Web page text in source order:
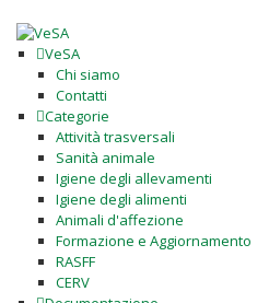
VeSA
Chi siamo
Contatti
Categorie
Attività trasversali
Sanità animale
Igiene degli allevamenti
Igiene degli alimenti
Animali d'affezione
Formazione e Aggiornamento
RASFF
CERV